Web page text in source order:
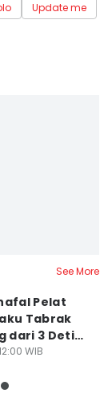
Update me
See More
Pelat
Tabrak
dari 3 Detik
WIB